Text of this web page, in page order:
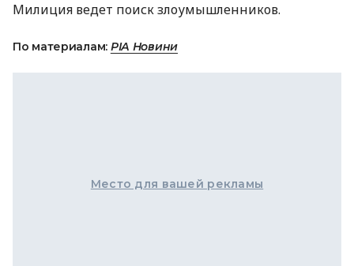
Милиция ведет поиск злоумышленников.
По материалам: РІА Новини
Место для вашей рекламы